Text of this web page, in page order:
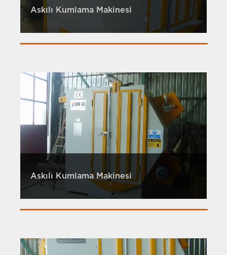
Askılı Kumlama Makinesi
Askılı Kumlama Makinesi